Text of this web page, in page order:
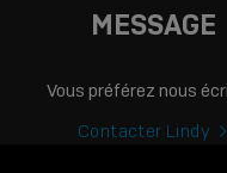
MESSAGE
Vous préférez nous
Contacter Lindy